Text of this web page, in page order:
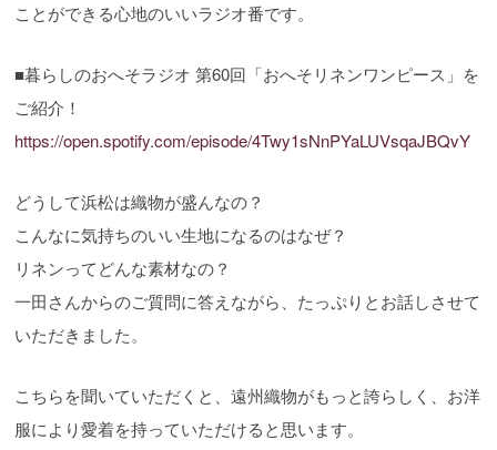
ことができる心地のいいラジオ番です。
■暮らしのおへそラジオ 第60回「おへそリネンワンピース」を
ご紹介！
https://open.spotify.com/episode/4Twy1sNnPYaLUVsqaJBQvY
どうして浜松は織物が盛んなの？
こんなに気持ちのいい生地になるのはなぜ？
リネンってどんな素材なの？
一田さんからのご質問に答えながら、たっぷりとお話しさせて
いただきました。
こちらを聞いていただくと、遠州織物がもっと誇らしく、お洋
服により愛着を持っていただけると思います。